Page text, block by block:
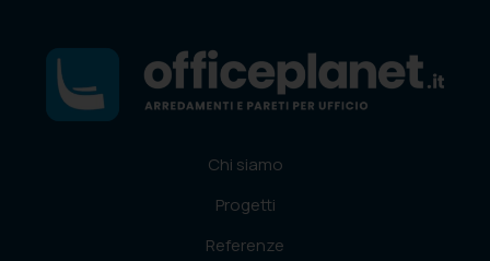
Chi siamo
Progetti
Referenze